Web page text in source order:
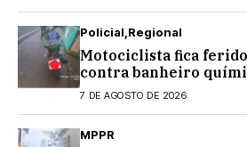
Policial Regional
Motociclista fica
contra banheiro
caminhão na PRC-467,
7 DE AGOSTO DE 2026
MPPR